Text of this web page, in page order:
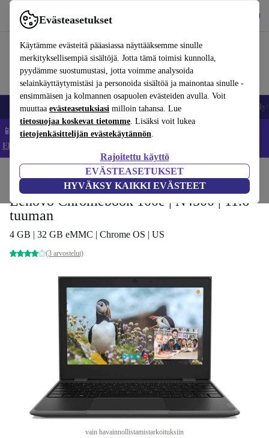
Evästeasetukset
Käytämme evästeitä pääasiassa näyttääksemme sinulle
merkityksellisempiä sisältöjä. Jotta tämä toimisi kunnolla,
pyydämme suostumustasi, jotta voimme analysoida
selainkäyttäytymistäsi ja personoida sisältöä ja mainontaa sinulle -
ensimmäisen ja kolmannen osapuolen evästeiden avulla. Voit
muuttaa evästeasetuksiasi milloin tahansa. Lue
tietosuojaa koskevat tietomme. Lisäksi voit lukea
tietojenkäsittelijän evästekäytännön.
Rajoitettu käyttö
EVÄSTEASETUKSET
HYVÄKSY KAIKKI EVÄSTEET
Käytä refurbed-palvelua nopeasti ja helposti
Matkapuhelimet ja älypuhelimet Kannettavat tietokoneet
📱 Säästä 5 % LISÄÄ iPhoneista – Koodi: IPHONEDEAL –
Ehdot ja säännöt
Kannettavat tietokoneet Lenovon kannettavat tietokoneet
Lenovo Chromebook 100e | N4500 | 11.6-
tuuman
4 GB | 32 GB eMMC | Chrome OS | US
(3 arvostelut)
vain havainnollistamistarkoituksiin